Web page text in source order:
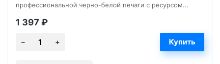
профессиональной черно-белой печати с ресурсом...
1 397 ₽